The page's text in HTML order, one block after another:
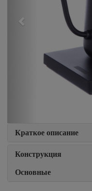
Краткое описание
Конструкция
Основные